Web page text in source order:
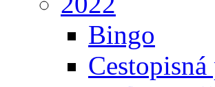
Bingo
Cestopisná